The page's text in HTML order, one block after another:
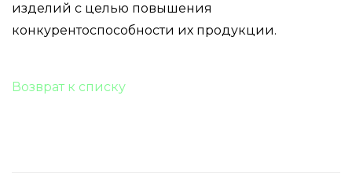
изделий с целью повышения
конкурентоспособности их продукции.
Возврат к списку